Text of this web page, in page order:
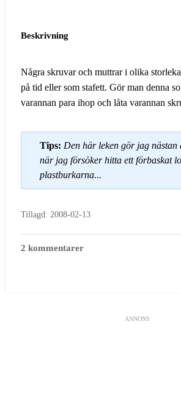
Beskrivning
Några skruvar och muttrar i olika
på tid eller som stafett. Gör man denna
varannan para ihop och låta varannan
Tips: Den här leken gör jag nästan
när jag försöker hitta ett förbaskat
plastburkarna...
Tillagd: 2008-02-13
2 kommentarer
ANNONS